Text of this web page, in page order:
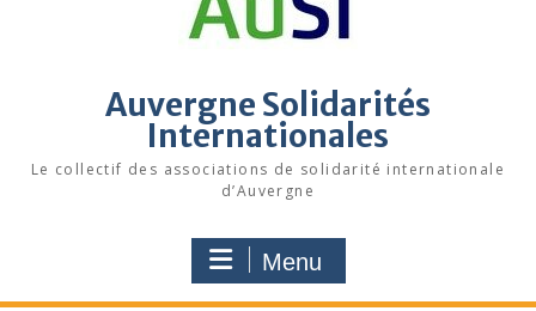
Auvergne Solidarités
Internationales
Le collectif des associations de solidarité internationale
d’Auvergne
Menu